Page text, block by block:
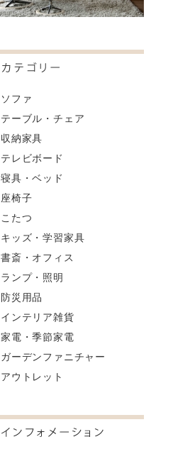
ソファ
テーブル・チェア
収納家具
テレビボード
寝具・ベッド
座椅子
こたつ
キッズ・学習家具
書斎・オフィス
ランプ・照明
防災用品
インテリア雑貨
家電・季節家電
ガーデンファニチャー
アウトレット